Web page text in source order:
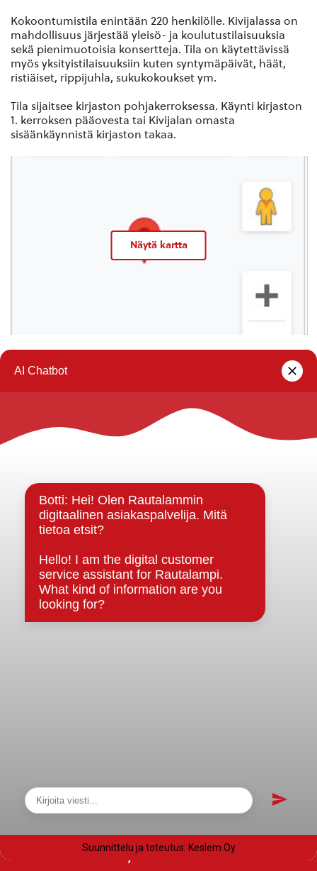
Kokoontumistila enintään 220 henkilölle. Kivijalassa on
mahdollisuus järjestää yleisö- ja koulutustilaisuuksia
sekä pienimuotoisia konsertteja. Tila on käytettävissä
myös yksityistilaisuuksiin kuten syntymäpäivät, häät,
ristiäiset, rippijuhla, sukukokoukset ym.
Tila sijaitsee kirjaston pohjakerroksessa. Käynti kirjaston
1. kerroksen pääovesta tai Kivijalan omasta
sisäänkäynnistä kirjaston takaa.
Näytä kartta
« Juhla-, näyttely- ja kokoustilat
Rautalammin kunta
Strategiat, ohjelmat, ohjeet, suunnitelmat, säännöt ja
sopimukset
Asiakirjajulkisuuskuvaus
Evästeet
Saavutettavuusseloste
Tietosuoja
Tietosuojaselosteet
Näytä sivukartta